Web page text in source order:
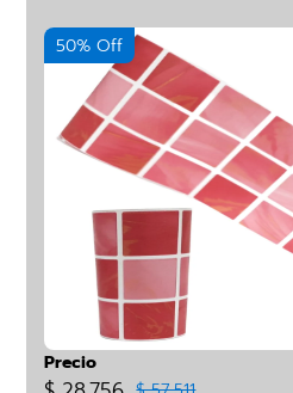
50% Off
Precio